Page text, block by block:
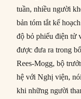
tuần, nhiều người
bản tóm tắt kế
độ bỏ phiếu điện tử
được đưa ra trong
Rees-Mogg, bộ
hệ với Nghị viện,
khi những người